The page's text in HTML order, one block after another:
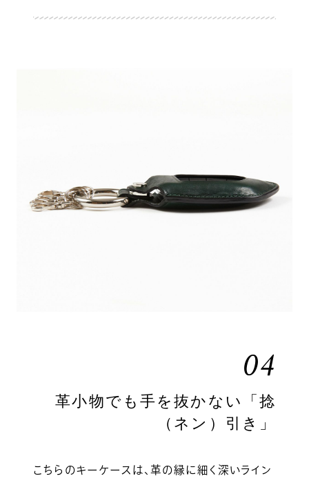
04
革小物でも手を抜かない「捻
（ネン）引き」
こちらのキーケースは、革の縁に細く深いライン